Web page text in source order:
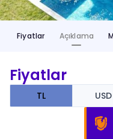
Fiyatlar Açıklama
Fiyatlar
TL USD